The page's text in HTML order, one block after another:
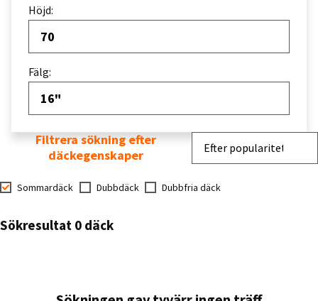
Höjd:
70
Fälg:
16"
Sommardäck Dubbdäck Dubbfria däck
Sortera efter
Efter popularitet
Sökresultat 0 däck
Filtrera sökning efter
däckegenskaper